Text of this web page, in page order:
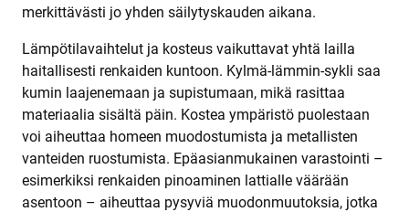
merkittävästi jo yhden säilytyskauden aikana.
Lämpötilavaihtelut ja kosteus vaikuttavat yhtä lailla
haitallisesti renkaiden kuntoon. Kylmä-lämmin-sykli saa
kumin laajenemaan ja supistumaan, mikä rasittaa
materiaalia sisältä päin. Kostea ympäristö puolestaan
voi aiheuttaa homeen muodostumista ja metallisten
vanteiden ruostumista. Epäasianmukainen varastointi –
esimerkiksi renkaiden pinoaminen lattialle väärään
asentoon – aiheuttaa pysyviä muodonmuutoksia, jotka